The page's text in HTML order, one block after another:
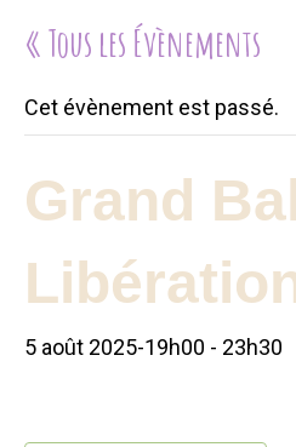
« Tous les Évènements
Cet évènement est passé.
Grand
5 août 2025-19h00 - 23h30